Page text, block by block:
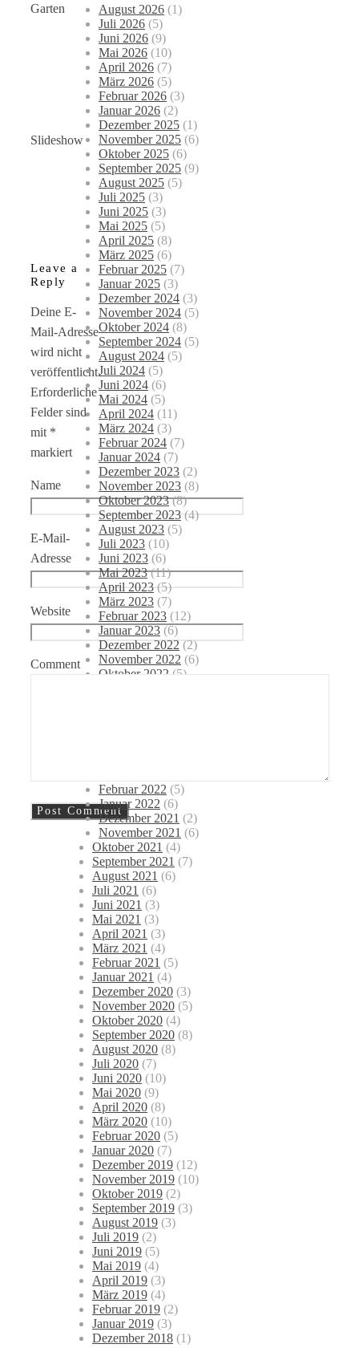
Garten
Slideshow
Leave a
Reply
Deine E-
Mail-Adresse
wird nicht
veröffentlicht.
Erforderliche
Felder sind
mit *
markiert
Name
E-Mail-
Adresse
Website
Comment
August 2026 (1)
Juli 2026 (5)
Juni 2026 (9)
Mai 2026 (10)
April 2026 (7)
März 2026 (5)
Februar 2026 (3)
Januar 2026 (2)
Dezember 2025 (1)
November 2025 (6)
Oktober 2025 (6)
September 2025 (9)
August 2025 (5)
Juli 2025 (3)
Juni 2025 (3)
Mai 2025 (5)
April 2025 (8)
März 2025 (6)
Februar 2025 (7)
Januar 2025 (3)
Dezember 2024 (3)
November 2024 (5)
Oktober 2024 (8)
September 2024 (5)
August 2024 (5)
Juli 2024 (5)
Juni 2024 (6)
Mai 2024 (5)
April 2024 (11)
März 2024 (3)
Februar 2024 (7)
Januar 2024 (7)
Dezember 2023 (2)
November 2023 (8)
Oktober 2023(8)
September 2023 (4)
August 2023 (5)
Juli 2023 (10)
Juni 2023 (6)
Mai 2023(11)
April 2023 (5)
März 2023 (7)
Februar 2023 (12)
Januar 2023 (6)
Dezember 2022 (2)
November 2022 (6)
Oktober 2022 (5)
Februar 2022 (5)
Januar 2022 (6)
Dezember 2021 (2)
November 2021 (6)
Oktober 2021 (4)
September 2021 (7)
August 2021 (6)
Juli 2021 (6)
Juni 2021 (3)
Mai 2021 (3)
April 2021 (3)
März 2021 (4)
Februar 2021 (5)
Januar 2021 (4)
Dezember 2020 (3)
November 2020 (5)
Oktober 2020 (4)
September 2020 (8)
August 2020 (8)
Juli 2020 (7)
Juni 2020 (10)
Mai 2020 (9)
April 2020 (8)
März 2020 (10)
Februar 2020 (5)
Januar 2020 (7)
Dezember 2019 (12)
November 2019 (10)
Oktober 2019 (2)
September 2019 (3)
August 2019 (3)
Juli 2019 (2)
Juni 2019 (5)
Mai 2019 (4)
April 2019 (3)
März 2019 (4)
Februar 2019 (2)
Januar 2019 (3)
Dezember 2018 (1)